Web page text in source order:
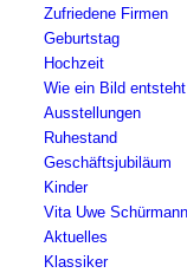
Zufriedene Firmen
Geburtstag
Hochzeit
Wie ein Bild entsteht
Ausstellungen
Ruhestand
Geschäftsjubiläum
Kinder
Vita Uwe Schürmann
Aktuelles
Klassiker